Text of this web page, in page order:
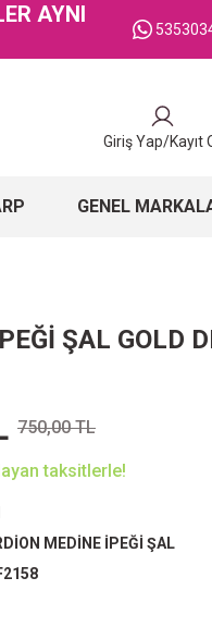
AYNI
Giriş Yap/Kayıt
GENEL
ŞAL GOLD
750,00 TL
taksitlerle!
MEDİNE İPEĞİ ŞAL